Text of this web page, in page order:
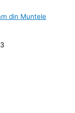
din Muntele